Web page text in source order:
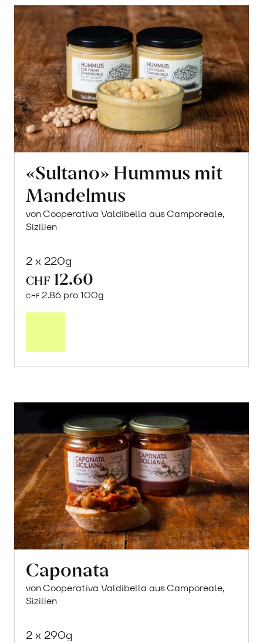
«Sultano» Hummus mit
Mandelmus
von Cooperativa Valdibella aus Camporeale,
Sizilien
2 x 220g
CHF 12.60
CHF 2.86 pro 100g
Caponata
von Cooperativa Valdibella aus Camporeale,
Sizilien
2 x 290g